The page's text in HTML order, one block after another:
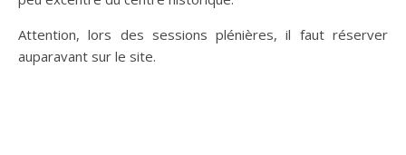
Attention, lors des sessions plénières, il faut réserver
auparavant sur le site.